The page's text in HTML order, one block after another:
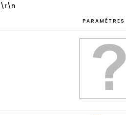
\r\n
PARAMÈTRES